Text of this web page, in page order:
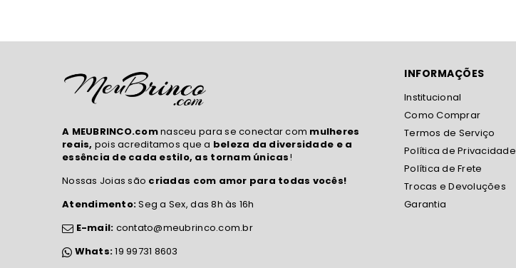
A MEUBRINCO.comnasceu para se conectar com mulheres
reais, pois acreditamos que a beleza da diversidade e a
essência de cada estilo, as tornam únicas!
Nossas Joias são criadas com amor para todas vocês!
Atendimento:Seg a Sex, das 8h às 16h
E-mail: contato@meubrinco.com.br
Whats:19 99731 8603
INFORMAÇÕES
Institucional
Como Comprar
Termos de Serviço
Política de Privacidade
Política de Frete
Trocas e Devoluções
Garantia